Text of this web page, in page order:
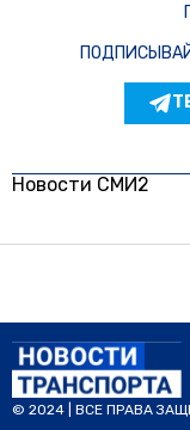
Новости СМИ2
© 2024 | ВСЕ ПРАВА